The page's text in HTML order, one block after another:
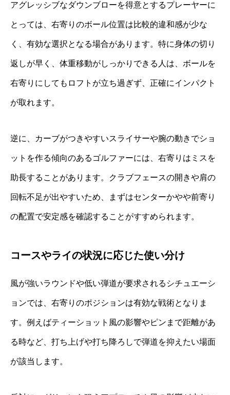
アグレッシブなダウンブローを得意とするプレーヤーに
とっては、右寄りのボール位置は比較的違和感が少な
く、有効な選択となる場合があります。特に身体の切り
返しが早く、体重移動がしっかりできる人は、ボールを
右寄りにしてもロフトが立ち過ぎず、正確にインパクト
が取れます。
逆に、カーブがつきやすいスライサーや腕の動きでショ
ットを作る傾向のあるゴルファーには、右寄りはミスを
助長することがあります。クラブフェースの開きや肩の
回転不足が出やすいため、まずはセンターかやや前寄り
の配置で安定感を確認することがすすめられます。
コースやライの状況に応じた使い分け
風が強いラウンドや低い弾道が要求されるシチュエーシ
ョンでは、右寄りのポジションは有効な戦術となりま
す。例えばティーショット風の影響やピンまで距離があ
る時など、打ち上げや打ち降ろしで弾道を抑えたい場面
が該当します。